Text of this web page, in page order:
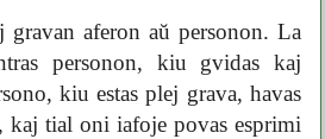
gravan aferon aŭ personon. La
personon, kiu gvidas kaj
kiu estas plej grava, havas
kaj tial oni iafoje povas esprimi